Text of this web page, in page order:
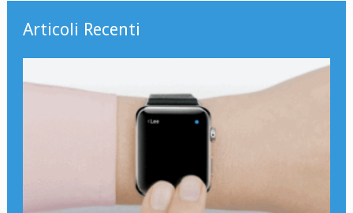
Articoli Recenti